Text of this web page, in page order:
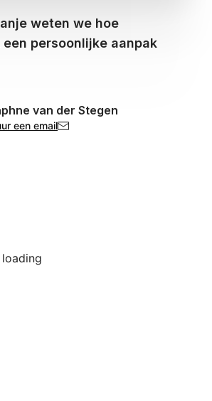
weten we hoe
persoonlijke aanpak
van der Stegen
een email